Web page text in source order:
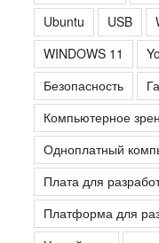
Ubuntu
USB
WINDOWS 11
Безопасность
Компьютерное
Одноплатный
Плата для
Платформа для